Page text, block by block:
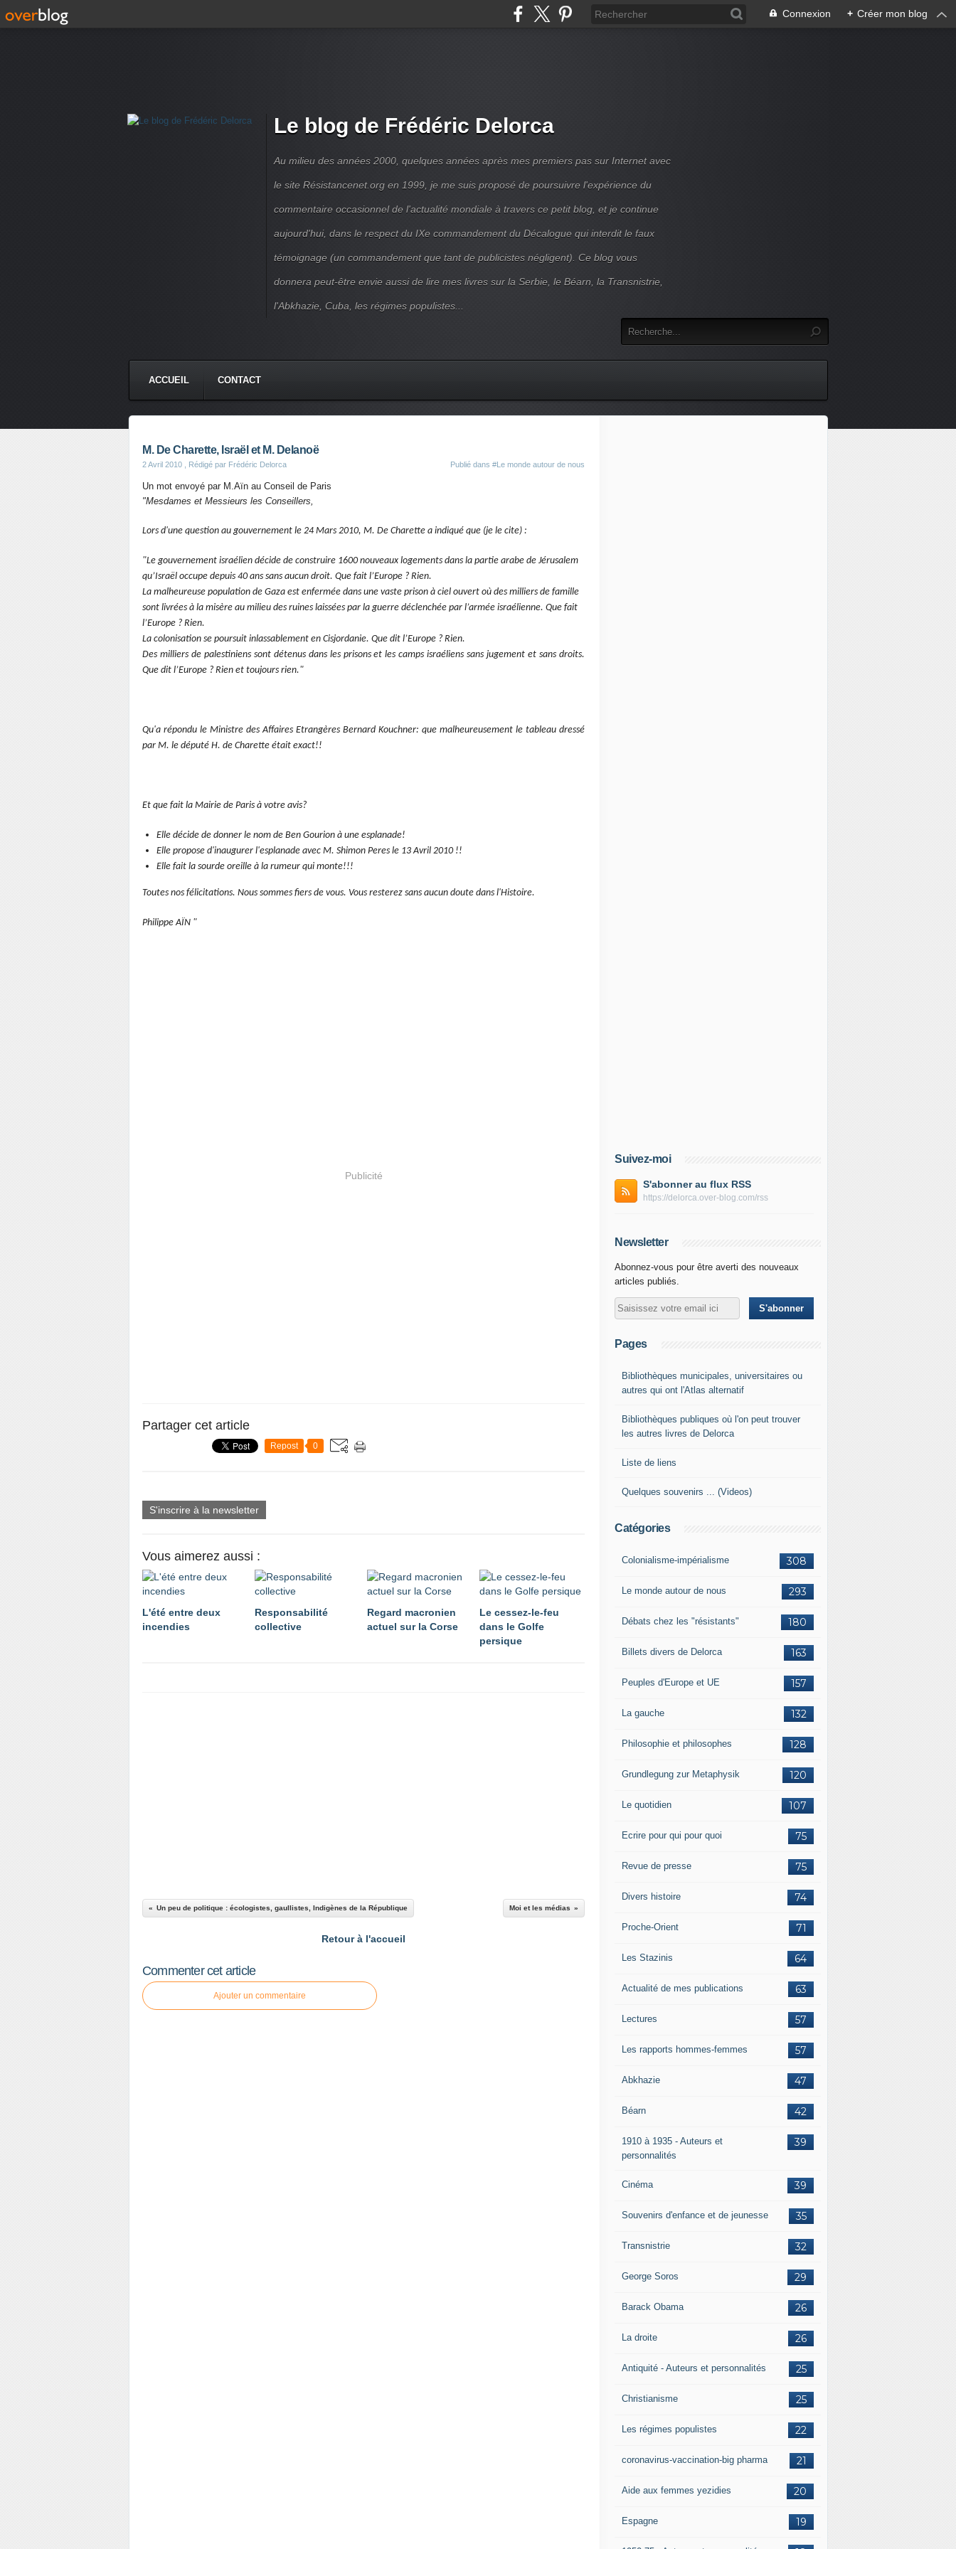
Connexion + Créer mon blog
Le blog de Frédéric Delorca
Au milieu des années 2000, quelques années après mes premiers pas sur Internet avec
le site Résistancenet.org en 1999, je me suis proposé de poursuivre l'expérience du
commentaire occasionnel de l'actualité mondiale à travers ce petit blog, et je continue
aujourd'hui, dans le respect du IXe commandement du Décalogue qui interdit le faux
témoignage (un commandement que tant de publicistes négligent). Ce blog vous
donnera peut-être envie aussi de lire mes livres sur la Serbie, le Béarn, la Transnistrie,
l'Abkhazie, Cuba, les régimes populistes...
ACCUEIL CONTACT
M. De Charette, Israël et M. Delanoë
2 Avril 2010 , Rédigé par Frédéric Delorca Publié dans #Le monde autour de nous
Un mot envoyé par M.Aïn au Conseil de Paris
"Mesdames et Messieurs les Conseillers,
Lors d'une question au gouvernement le 24 Mars 2010, M. De Charette a indiqué que (je le cite) :
"Le gouvernement israélien décide de construire 1600 nouveaux logements dans la partie arabe de Jérusalem
qu’Israël occupe depuis 40 ans sans aucun droit. Que fait l’Europe ? Rien.
La malheureuse population de Gaza est enfermée dans une vaste prison à ciel ouvert où des milliers de famille
sont livrées à la misère au milieu des ruines laissées par la guerre déclenchée par l’armée israélienne. Que fait
l’Europe ? Rien.
La colonisation se poursuit inlassablement en Cisjordanie. Que dit l’Europe ? Rien.
Des milliers de palestiniens sont détenus dans les prisons et les camps israéliens sans jugement et sans droits.
Que dit l’Europe ? Rien et toujours rien."
Qu'a répondu le Ministre des Affaires Etrangères Bernard Kouchner: que malheureusement le tableau dressé
par M. le député H. de Charette était exact!!
Et que fait la Mairie de Paris à votre avis?
Elle décide de donner le nom de Ben Gourion à une esplanade!
Elle propose d'inaugurer l'esplanade avec M. Shimon Peres le 13 Avril 2010 !!
Elle fait la sourde oreille à la rumeur qui monte!!!
Toutes nos félicitations. Nous sommes fiers de vous. Vous resterez sans aucun doute dans l'Histoire.
Philippe AÏN "
Publicité
Partager cet article
Repost 0
S'inscrire à la newsletter
Vous aimerez aussi :
L'été entre deux
incendies
Responsabilité
collective
Regard macronien
actuel sur la Corse
Le cessez-le-feu
dans le Golfe
persique
Un peu de politique : écologistes, gaullistes, Indigènes de la République Moi et les médias
Retour à l'accueil
Commenter cet article
Ajouter un commentaire
Suivez-moi
S'abonner au flux RSS
https://delorca.over-blog.com/rss
Newsletter
Abonnez-vous pour être averti des nouveaux
articles publiés.
Pages
Bibliothèques municipales, universitaires ou
autres qui ont l'Atlas alternatif
Bibliothèques publiques où l'on peut trouver
les autres livres de Delorca
Liste de liens
Quelques souvenirs ... (Videos)
Catégories
308
Colonialisme-impérialisme
293
Le monde autour de nous
180
Débats chez les "résistants"
163
Billets divers de Delorca
157
Peuples d'Europe et UE
132
La gauche
128
Philosophie et philosophes
120
Grundlegung zur Metaphysik
107
Le quotidien
75
Ecrire pour qui pour quoi
75
Revue de presse
74
Divers histoire
71
Proche-Orient
64
Les Stazinis
63
Actualité de mes publications
57
Lectures
57
Les rapports hommes-femmes
47
Abkhazie
42
Béarn
39
1910 à 1935 - Auteurs et
personnalités
39
Cinéma
35
Souvenirs d'enfance et de jeunesse
32
Transnistrie
29
George Soros
26
Barack Obama
26
La droite
25
Antiquité - Auteurs et personnalités
25
Christianisme
22
Les régimes populistes
21
coronavirus-vaccination-big pharma
20
Aide aux femmes yezidies
19
Espagne